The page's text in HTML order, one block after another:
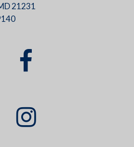
21231